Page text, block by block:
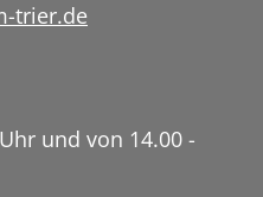
trier.de
und von 14.00 -